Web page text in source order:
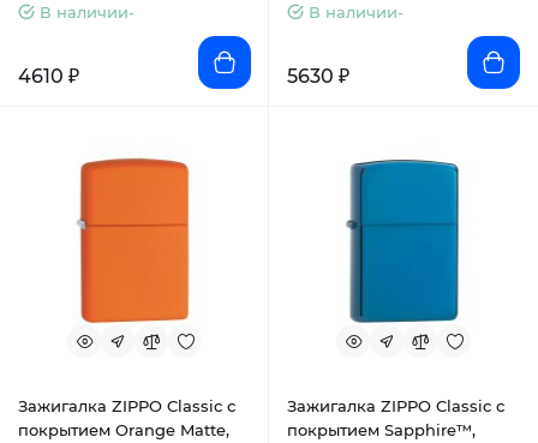
В наличии-
4610 ₽
В наличии-
5630 ₽
Зажигалка ZIPPO Classic с
покрытием Orange Matte,
Зажигалка ZIPPO Classic с
покрытием Sapphire™,